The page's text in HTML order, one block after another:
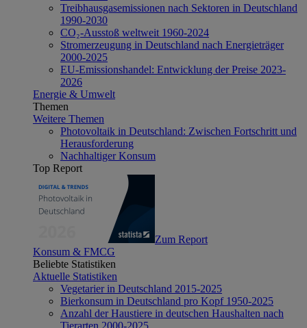
Treibhausgasemissionen nach Sektoren in Deutschland
1990-2030
CO₂-Ausstoß weltweit 1960-2024
Stromerzeugung in Deutschland nach Energieträger
2000-2025
EU-Emissionshandel: Entwicklung der Preise 2023-
2026
Energie & Umwelt
Themen
Weitere Themen
Photovoltaik in Deutschland: Zwischen Fortschritt und
Herausforderung
Nachhaltiger Konsum
Top Report
Zum Report
Konsum & FMCG
Beliebte Statistiken
Aktuelle Statistiken
Vegetarier in Deutschland 2015-2025
Bierkonsum in Deutschland pro Kopf 1950-2025
Anzahl der Haustiere in deutschen Haushalten nach
Tierarten 2000-2025